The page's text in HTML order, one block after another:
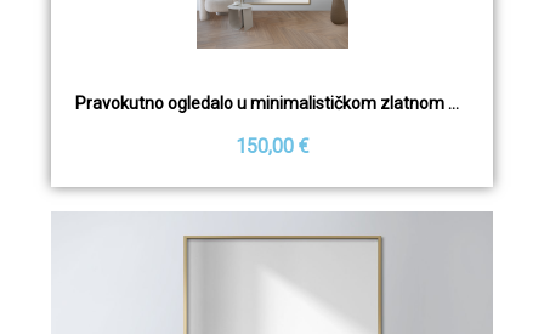
Pravokutno ogledalo u minimalističkom zlatnom okviru - 1201 - boja okvira po izboru
150,00 €